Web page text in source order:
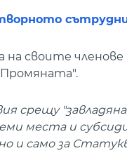
своите
места и
и само за